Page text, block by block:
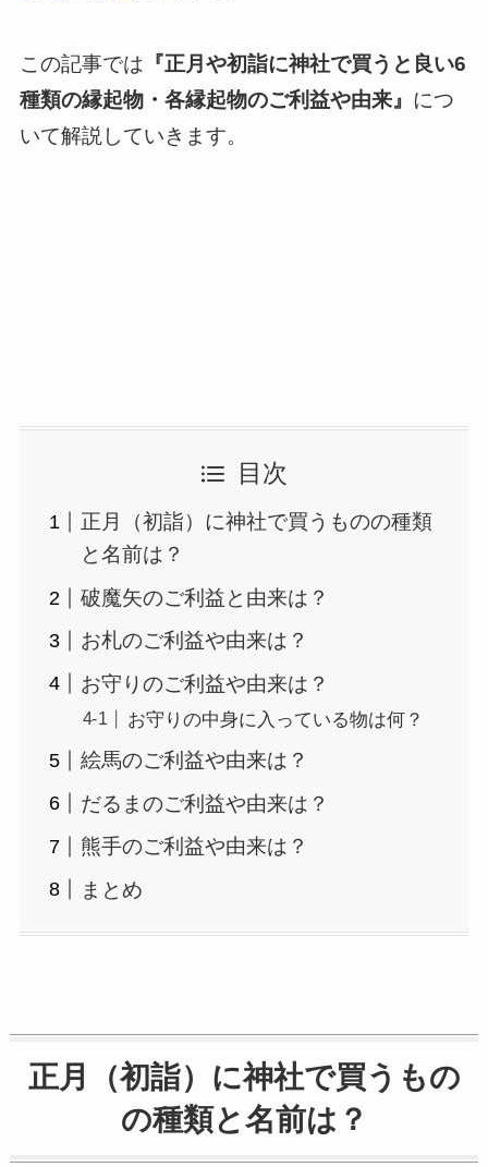
この記事では 『正月や初詣に神社で買うと良い6
種類の縁起物・各縁起物のご利益や由来』 につ
いて解説していきます。
目次
正月（初詣）に神社で買うものの種類
と名前は？
破魔矢のご利益と由来は？
お札のご利益や由来は？
お守りのご利益や由来は？
お守りの中身に入っている物は何？
絵馬のご利益や由来は？
だるまのご利益や由来は？
熊手のご利益や由来は？
まとめ
正月（初詣）に神社で買うもの
の種類と名前は？